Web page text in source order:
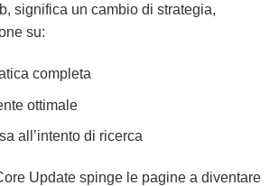
significa un cambio di strategia,
su:
completa
ottimale
all’intento di ricerca
Update spinge le pagine a diventare